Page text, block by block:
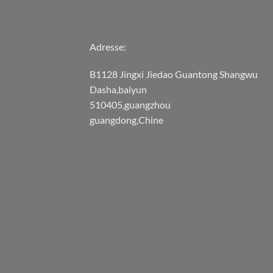
Adresse:
B1128 Jingxi Jiedao Guantong Shangwu
Dasha,baiyun
510405,guangzhou
guangdong,Chine